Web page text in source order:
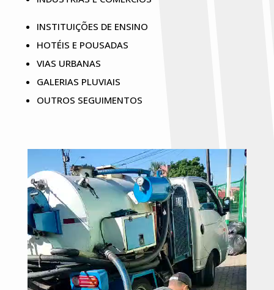
INSTITUIÇÕES DE ENSINO
HOTÉIS E POUSADAS
VIAS URBANAS
GALERIAS PLUVIAIS
OUTROS SEGUIMENTOS